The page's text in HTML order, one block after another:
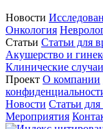
Новости
Онкология
Статьи Статьи для
Акушерство и
Клинические случаи
Проект О компании
Новости Статьи для
Мероприятия